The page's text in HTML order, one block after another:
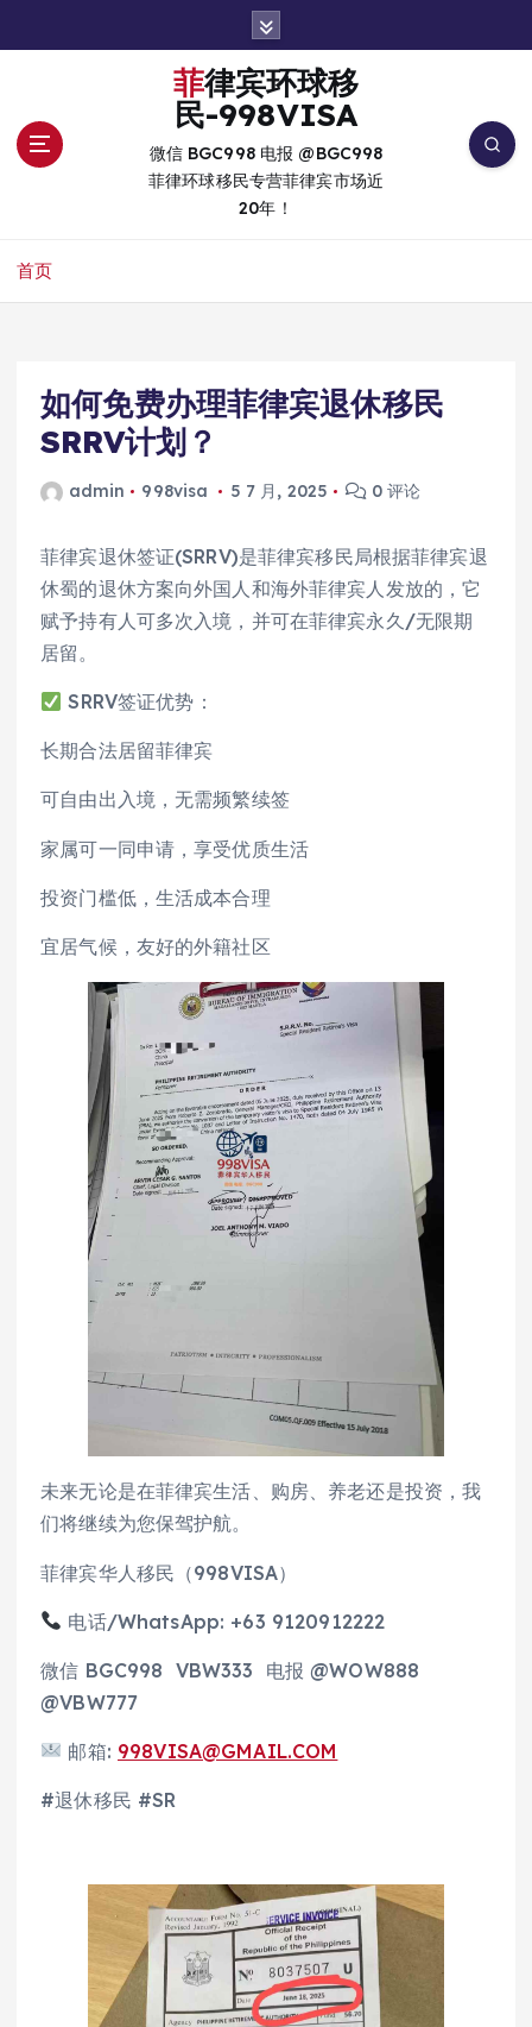
菲律宾环球移
民-998VISA
微信 BGC998 电报 @BGC998
菲律环球移民专营菲律宾市场近
20年！
首页
如何免费办理菲律宾退休移民
SRRV计划？
admin 998visa 5 7 月, 2025 0 评论
菲律宾退休签证(SRRV)是菲律宾移民局根据菲律宾退
休蜀的退休方案向外国人和海外菲律宾人发放的，它
赋予持有人可多次入境，并可在菲律宾永久/无限期
居留。
SRRV签证优势：
长期合法居留菲律宾
可自由出入境，无需频繁续签
家属可一同申请，享受优质生活
投资门槛低，生活成本合理
宜居气候，友好的外籍社区
未来无论是在菲律宾生活、购房、养老还是投资，我
们将继续为您保驾护航。
菲律宾华人移民（998VISA）
电话/WhatsApp: +63 9120912222
微信 BGC998 VBW333 电报 @WOW888
@VBW777
邮箱: 998VISA@GMAIL.COM
#退休移民 #SR